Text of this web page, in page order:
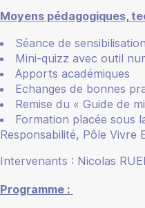
Moyens pédagogiques,
Séance de
Mini-quizz avec outil
Apports académiques
Echanges de bonnes
Remise du « Guide de
Formation placée sous
Responsabilité, Pôle Vivre
Intervenants : Nicolas
Programme :